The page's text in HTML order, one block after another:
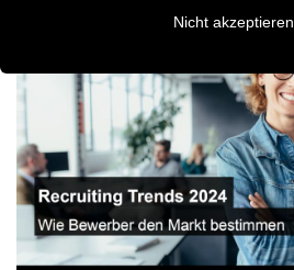
Consulting Services
AI Impact Modelling
Change Management
Fehlzeiten Management
HR Analytics
Nicht akzeptieren